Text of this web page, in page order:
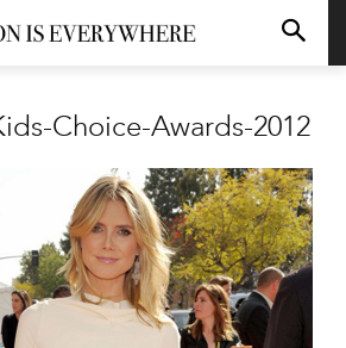
Choice-Awards-2012